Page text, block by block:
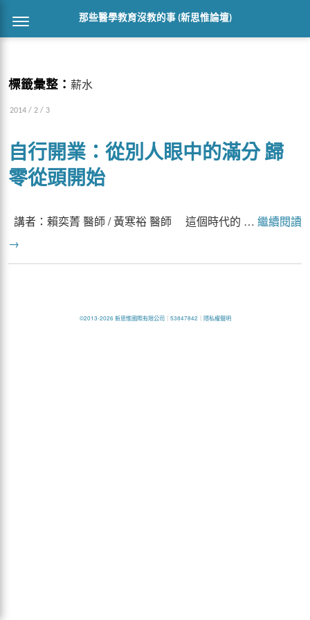
那些醫學教育沒教的事 (新思惟論壇)
標籤彙整： 薪水
2014 / 2 / 3
自行開業：從別人眼中的滿分 歸
零從頭開始
講者：賴奕菁 醫師 / 黃寒裕 醫師 這個時代的 … 繼續閱讀
→
©2013-2026 新思惟國際有限公司｜ 53847842 ｜ 隱私權聲明